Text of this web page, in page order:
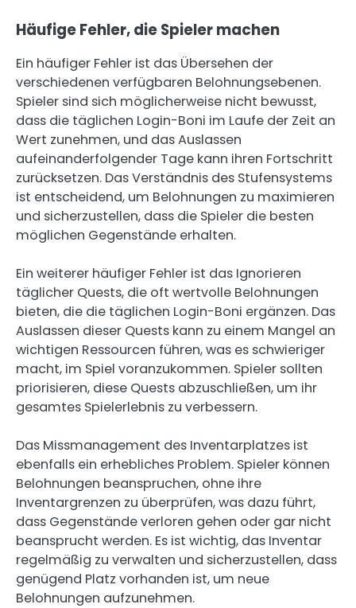
Häufige Fehler, die Spieler machen
Ein häufiger Fehler ist das Übersehen der
verschiedenen verfügbaren Belohnungsebenen.
Spieler sind sich möglicherweise nicht bewusst,
dass die täglichen Login-Boni im Laufe der Zeit an
Wert zunehmen, und das Auslassen
aufeinanderfolgender Tage kann ihren Fortschritt
zurücksetzen. Das Verständnis des Stufensystems
ist entscheidend, um Belohnungen zu maximieren
und sicherzustellen, dass die Spieler die besten
möglichen Gegenstände erhalten.
Ein weiterer häufiger Fehler ist das Ignorieren
täglicher Quests, die oft wertvolle Belohnungen
bieten, die die täglichen Login-Boni ergänzen. Das
Auslassen dieser Quests kann zu einem Mangel an
wichtigen Ressourcen führen, was es schwieriger
macht, im Spiel voranzukommen. Spieler sollten
priorisieren, diese Quests abzuschließen, um ihr
gesamtes Spielerlebnis zu verbessern.
Das Missmanagement des Inventarplatzes ist
ebenfalls ein erhebliches Problem. Spieler können
Belohnungen beanspruchen, ohne ihre
Inventargrenzen zu überprüfen, was dazu führt,
dass Gegenstände verloren gehen oder gar nicht
beansprucht werden. Es ist wichtig, das Inventar
regelmäßig zu verwalten und sicherzustellen, dass
genügend Platz vorhanden ist, um neue
Belohnungen aufzunehmen.